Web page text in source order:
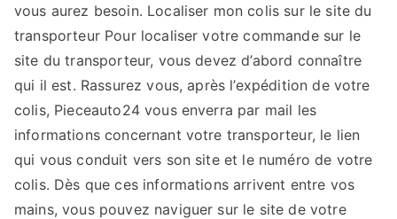
vous aurez besoin. Localiser mon colis sur le site du
transporteur Pour localiser votre commande sur le
site du transporteur, vous devez d’abord connaître
qui il est. Rassurez vous, après l’expédition de votre
colis, Pieceauto24 vous enverra par mail les
informations concernant votre transporteur, le lien
qui vous conduit vers son site et le numéro de votre
colis. Dès que ces informations arrivent entre vos
mains, vous pouvez naviguer sur le site de votre